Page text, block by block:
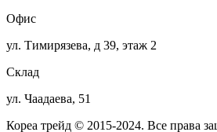
Офис
ул. Тимирязева, д 39, этаж 2
Склад
ул. Чаадаева, 51
Кореа трейд © 2015-2024. Все права